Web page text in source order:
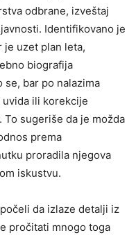
odbrane, izveštaj
Identifikovano je
je uzet plan leta,
biografija
se, bar po nalazima
ili korekcije
To sugeriše da je možda
prema
proradila njegova
iskustvu.
da izlaze detalji iz
pročitati mnogo toga